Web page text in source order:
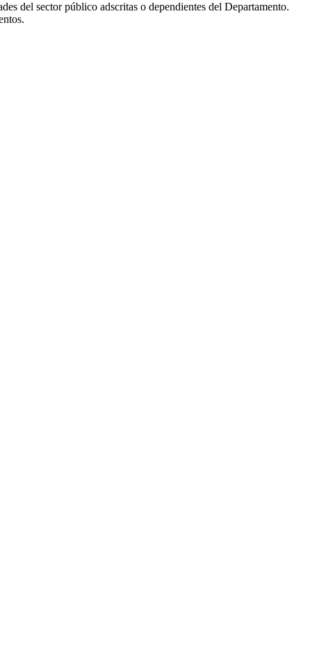
del sector público adscritas o dependientes del Departamento.